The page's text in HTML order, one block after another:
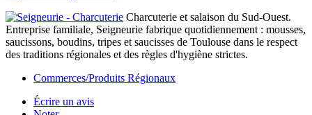
Charcuterie et salaison du Sud-Ouest.
Entreprise familiale, Seigneurie fabrique quotidiennement : mousses,
saucissons, boudins, tripes et saucisses de Toulouse dans le respect
des traditions régionales et des règles d'hygiène strictes.
Commerces/Produits Régionaux
Écrire un avis